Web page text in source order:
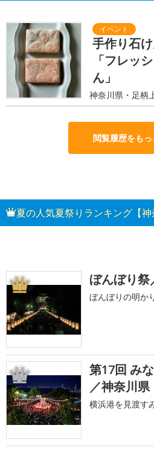
手作り石
「フレッ
ん」
神奈川県・足柄
閲覧履歴をも
夏の人気夏祭りランキング【神
1 ぼんぼり
ぼんぼりの明か
2
第17回 み
／神奈川県
横浜港を見渡す